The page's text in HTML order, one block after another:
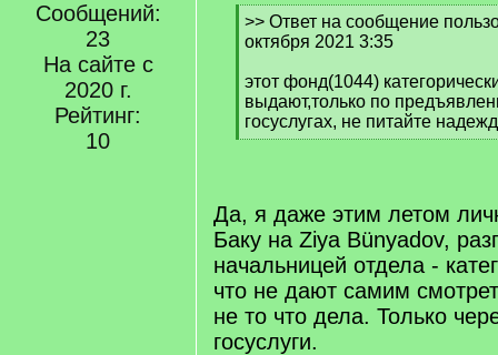
Сообщений:
23
На сайте с
2020 г.
Рейтинг:
10
[
q
>> Ответ на сообщение
октября 2021 3:35
этот фонд(1044)
выдают,только по
госуслугах, не питайте
[
Да, я даже этим летом
Баку на Ziya Bünyadov,
начальницей отдела -
что не дают самим
не то что дела. Только
госуслуги.